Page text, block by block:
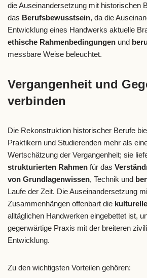
die Auseinandersetzung mit historischen
das Berufsbewusstsein, da die
Entwicklung eines Handwerks aktuelle
ethische Rahmenbedingungen und
messbare Weise beleuchtet.
Vergangenheit und
verbinden
Die Rekonstruktion historischer Berufe
Praktikern und Studierenden mehr als
Wertschätzung der Vergangenheit; sie
strukturierten Rahmen für das
von Grundlagenwissen, Technik und
Laufe der Zeit. Die Auseinandersetzung
Zusammenhängen offenbart die
alltäglichen Handwerken eingebettet ist,
gegenwärtige Praxis mit der breiteren
Entwicklung.
Zu den wichtigsten Vorteilen gehören: